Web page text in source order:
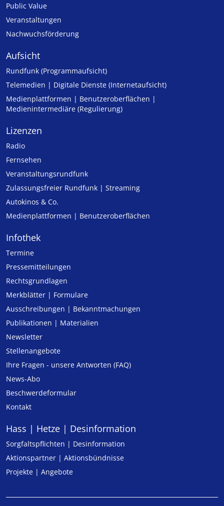
Public Value
Veranstaltungen
Nachwuchsförderung
Aufsicht
Rundfunk (Programmaufsicht)
Telemedien | Digitale Dienste (Internetaufsicht)
Medienplattformen | Benutzeroberflächen |
Medienintermediäre (Regulierung)
Lizenzen
Radio
Fernsehen
Veranstaltungsrundfunk
Zulassungs­freier Rund­funk | Streaming
Autokinos & Co.
Medienplattformen | Benutzeroberflächen
Infothek
Termine
Pressemitteilungen
Rechtsgrundlagen
Merkblätter | Formulare
Ausschreibungen | Bekanntmachungen
Publikationen | Materialien
Newsletter
Stellenangebote
Ihre Fragen - unsere Antworten (FAQ)
News-Abo
Beschwerdeformular
Kontakt
Hass | Hetze | Desinformation
Sorgfaltspflichten | Desinformation
Aktionspartner | Aktionsbündnisse
Projekte | Angebote